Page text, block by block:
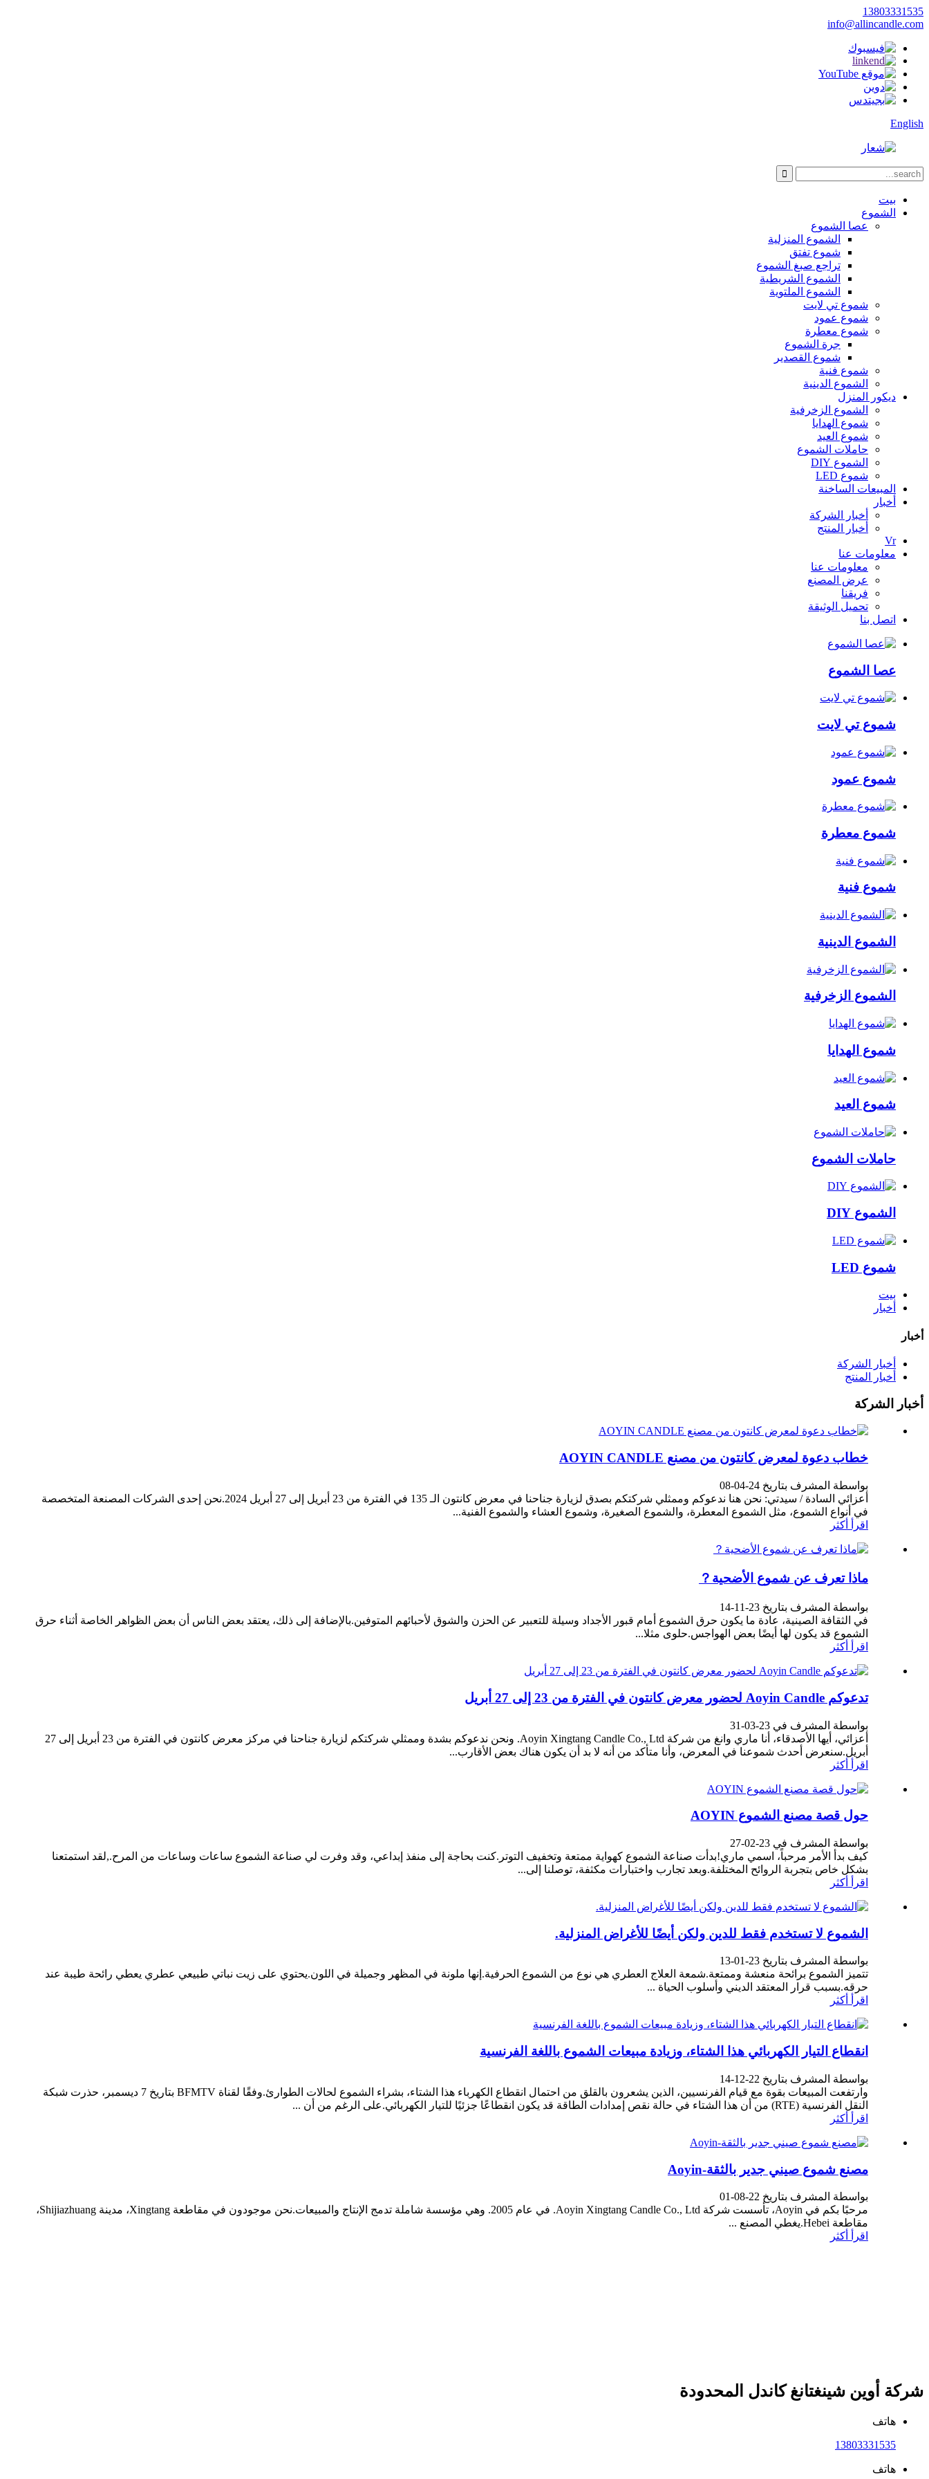
13803331535
info@allincandle.com
English
بيت
الشموع
عصا الشموع
الشموع المنزلية
شموع تفتق
تراجع صبغ الشموع
الشموع الشريطية
الشموع الملتوية
شموع تي لايت
شموع عمود
شموع معطرة
جرة الشموع
شموع القصدير
شموع فنية
الشموع الدينية
ديكور المنزل
الشموع الزخرفية
شموع الهدايا
شموع العيد
حاملات الشموع
الشموع DIY
شموع LED
المبيعات الساخنة
أخبار
أخبار الشركة
أخبار المنتج
Vr
معلومات عنا
معلومات عنا
عرض المصنع
فريقنا
تحميل الوثيقة
اتصل بنا
عصا الشموع
شموع تي لايت
شموع عمود
شموع معطرة
شموع فنية
الشموع الدينية
الشموع الزخرفية
شموع الهدايا
شموع العيد
حاملات الشموع
الشموع DIY
شموع LED
بيت
أخبار
أخبار
أخبار الشركة
أخبار المنتج
أخبار الشركة
خطاب دعوة لمعرض كانتون من مصنع AOYIN CANDLE
بواسطة المشرف بتاريخ 24-04-08
أعزائي السادة / سيدتي: نحن هنا ندعوكم وممثلي شركتكم بصدق لزيارة جناحنا في معرض كانتون الـ 135 في الفترة من 23 أبريل إلى 27 أبريل 2024.نحن إحدى الشركات المصنعة المتخصصة
في أنواع الشموع، مثل الشموع المعطرة، والشموع الصغيرة، وشموع العشاء والشموع الفنية...
اقرأ أكثر
ماذا تعرف عن شموع الأضحية？
بواسطة المشرف بتاريخ 23-11-14
في الثقافة الصينية، عادة ما يكون حرق الشموع أمام قبور الأجداد وسيلة للتعبير عن الحزن والشوق لأحبائهم المتوفين.بالإضافة إلى ذلك، يعتقد بعض الناس أن بعض الظواهر الخاصة أثناء حرق
الشموع قد يكون لها أيضًا بعض الهواجس.حلوى مثلا...
اقرأ أكثر
تدعوكم Aoyin Candle لحضور معرض كانتون في الفترة من 23 إلى 27 أبريل
بواسطة المشرف في 23-03-31
أعزائي، أيها الأصدقاء، أنا ماري وانغ من شركة Aoyin Xingtang Candle Co., Ltd. ونحن ندعوكم بشدة وممثلي شركتكم لزيارة جناحنا في مركز معرض كانتون في الفترة من 23 أبريل إلى 27
أبريل.سنعرض أحدث شموعنا في المعرض، وأنا متأكد من أنه لا بد أن يكون هناك بعض الأقارب...
اقرأ أكثر
حول قصة مصنع الشموع AOYIN
بواسطة المشرف في 23-02-27
كيف بدأ الأمر مرحباً، اسمي ماري!بدأت صناعة الشموع كهواية ممتعة وتخفيف التوتر.كنت بحاجة إلى منفذ إبداعي، وقد وفرت لي صناعة الشموع ساعات وساعات من المرح.,لقد استمتعنا
بشكل خاص بتجربة الروائح المختلفة.وبعد تجارب واختبارات مكثفة، توصلنا إلى...
اقرأ أكثر
الشموع لا تستخدم فقط للدين ولكن أيضًا للأغراض المنزلية.
بواسطة المشرف بتاريخ 23-01-13
تتميز الشموع برائحة منعشة وممتعة.شمعة العلاج العطري هي نوع من الشموع الحرفية.إنها ملونة في المظهر وجميلة في اللون.يحتوي على زيت نباتي طبيعي عطري يعطي رائحة طيبة عند
حرقه.بسبب قرار المعتقد الديني وأسلوب الحياة ...
اقرأ أكثر
انقطاع التيار الكهربائي هذا الشتاء، وزيادة مبيعات الشموع باللغة الفرنسية
بواسطة المشرف بتاريخ 22-12-14
وارتفعت المبيعات بقوة مع قيام الفرنسيين، الذين يشعرون بالقلق من احتمال انقطاع الكهرباء هذا الشتاء، بشراء الشموع لحالات الطوارئ.وفقًا لقناة BFMTV بتاريخ 7 ديسمبر، حذرت شبكة
النقل الفرنسية (RTE) من أن هذا الشتاء في حالة نقص إمدادات الطاقة قد يكون انقطاعًا جزئيًا للتيار الكهربائي.على الرغم من أن ...
اقرأ أكثر
مصنع شموع صيني جدير بالثقة-Aoyin
بواسطة المشرف بتاريخ 22-08-01
مرحبًا بكم في Aoyin، تأسست شركة Aoyin Xingtang Candle Co., Ltd. في عام 2005. وهي مؤسسة شاملة تدمج الإنتاج والمبيعات.نحن موجودون في مقاطعة Xingtang، مدينة Shijiazhuang،
مقاطعة Hebei.يغطي المصنع ...
اقرأ أكثر
شركة أوين شينغتانغ كاندل المحدودة
هاتف
13803331535
هاتف